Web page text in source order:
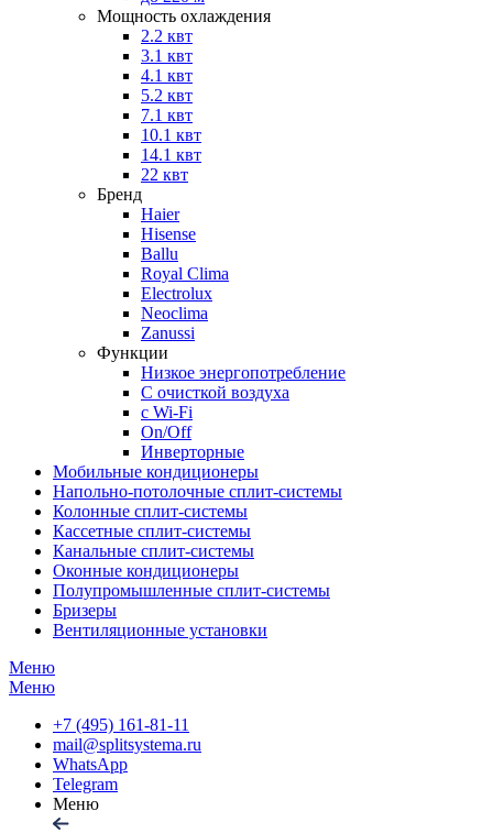
Мощность охлаждения
2.2 квт
3.1 квт
4.1 квт
5.2 квт
7.1 квт
10.1 квт
14.1 квт
22 квт
Бренд
Haier
Hisense
Ballu
Royal Clima
Electrolux
Neoclima
Zanussi
Функции
Низкое энергопотребление
С очисткой воздуха
с Wi-Fi
On/Off
Инверторные
Мобильные кондиционеры
Напольно-потолоч​ные ​сплит-системы
Колонные ​​сплит-системы
Кассетные сплит-системы
Канальные сплит-системы
Оконные кондиционеры
Полупромышленные сплит-системы
Бризеры
Вентиляционные установки
Меню
Меню
+7 (495) 161-81-11
mail@splitsystema.ru
WhatsApp
Telegram
Меню